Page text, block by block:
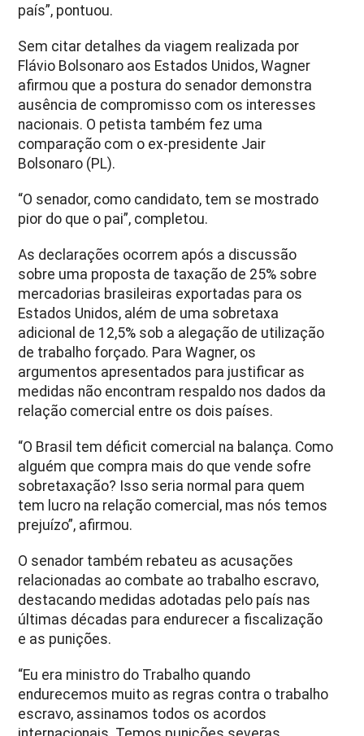
país”, pontuou.
Sem citar detalhes da viagem realizada por
Flávio Bolsonaro aos Estados Unidos, Wagner
afirmou que a postura do senador demonstra
ausência de compromisso com os interesses
nacionais. O petista também fez uma
comparação com o ex-presidente Jair
Bolsonaro (PL).
“O senador, como candidato, tem se mostrado
pior do que o pai”, completou.
As declarações ocorrem após a discussão
sobre uma proposta de taxação de 25% sobre
mercadorias brasileiras exportadas para os
Estados Unidos, além de uma sobretaxa
adicional de 12,5% sob a alegação de utilização
de trabalho forçado. Para Wagner, os
argumentos apresentados para justificar as
medidas não encontram respaldo nos dados da
relação comercial entre os dois países.
“O Brasil tem déficit comercial na balança. Como
alguém que compra mais do que vende sofre
sobretaxação? Isso seria normal para quem
tem lucro na relação comercial, mas nós temos
prejuízo”, afirmou.
O senador também rebateu as acusações
relacionadas ao combate ao trabalho escravo,
destacando medidas adotadas pelo país nas
últimas décadas para endurecer a fiscalização
e as punições.
“Eu era ministro do Trabalho quando
endurecemos muito as regras contra o trabalho
escravo, assinamos todos os acordos